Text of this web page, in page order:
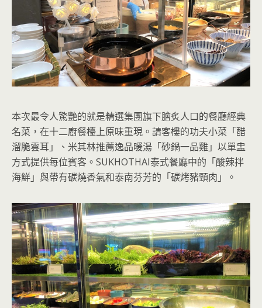
本次最令人驚艷的就是精選集團旗下膾炙人口的餐廳經典
名菜，在十二廚餐檯上原味重現。請客樓的功夫小菜「醋
溜脆雲耳」、米其林推薦逸品暖湯「砂鍋一品雞」以單盅
方式提供每位賓客。SUKHOTHAI泰式餐廳中的「酸辣拌
海鮮」與帶有碳燒香氣和泰南芬芳的「碳烤豬頸肉」。